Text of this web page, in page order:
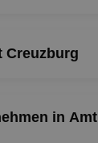
Creuzburg
in Amt